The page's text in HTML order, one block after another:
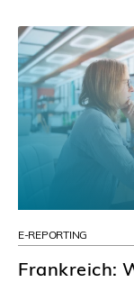
E-REPORTING
Frankreich: